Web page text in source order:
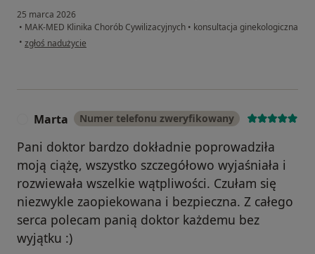
25 marca 2026
• MAK-MED Klinika Chorób Cywilizacyjnych • konsultacja ginekologiczna
• w opinii użytkownika Ula
zgłoś nadużycie
Marta Numer telefonu zweryfikowany
Pani doktor bardzo dokładnie poprowadziła
moją ciążę, wszystko szczegółowo wyjaśniała i
rozwiewała wszelkie wątpliwości. Czułam się
niezwykle zaopiekowana i bezpieczna. Z całego
serca polecam panią doktor każdemu bez
wyjątku :)